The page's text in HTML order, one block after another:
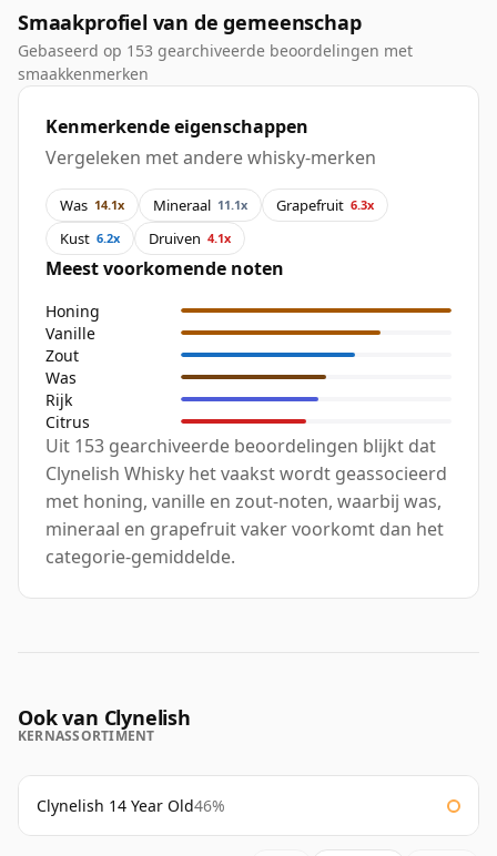
Smaakprofiel van de gemeenschap
Gebaseerd op 153 gearchiveerde beoordelingen met
smaakkenmerken
Kenmerkende eigenschappen
Vergeleken met andere whisky-merken
Was 14.1x Mineraal 11.1x Grapefruit 6.3x
Kust 6.2x Druiven 4.1x
Meest voorkomende noten
Honing
Vanille
Zout
Was
Rijk
Citrus
Uit 153 gearchiveerde beoordelingen blijkt dat
Clynelish Whisky het vaakst wordt geassocieerd
met honing, vanille en zout-noten, waarbij was,
mineraal en grapefruit vaker voorkomt dan het
categorie-gemiddelde.
Ook van Clynelish
KERNASSORTIMENT
Clynelish 14 Year Old46%